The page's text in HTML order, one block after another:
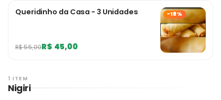
Queridinho da Casa - 3 Unidades
R$ 55,00R$ 45,00
-18%
1 ITEM
Nigiri